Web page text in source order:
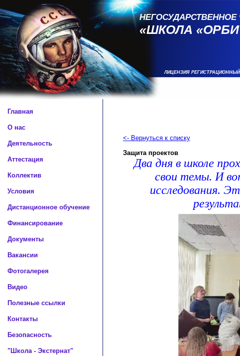
«ШКОЛА
ЛИЦЕНЗИЯ
Главная
О нас
Деятельность
Аттестация
Коллектив
Условия
Дистанционное обучение
Финансирование
Документы
Вакансии
Фотогалерея
Видео
Полезные ссылки
Контакты
Безопасность
"Школа - Экстернат"
<- Вернуться к списку
Защита проектов
Два дня в школе
свои темы. И
исследования.